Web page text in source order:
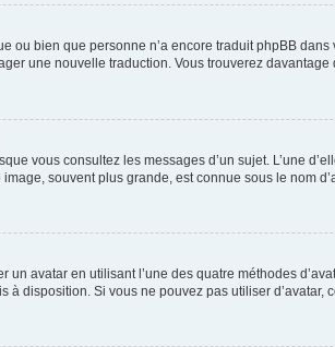
ou bien que personne n’a encore traduit phpBB
une nouvelle traduction. Vous trouverez davantage
vous consultez les messages d’un sujet. L’une
souvent plus grande, est connue sous le nom
avatar en utilisant l’une des quatre méthodes
disposition. Si vous ne pouvez pas utiliser d’avatar,